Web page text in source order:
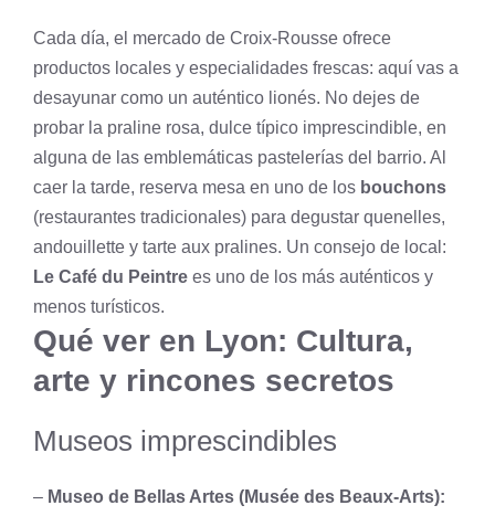
Cada día, el mercado de Croix-Rousse ofrece
productos locales y especialidades frescas: aquí vas a
desayunar como un auténtico lionés. No dejes de
probar la praline rosa, dulce típico imprescindible, en
alguna de las emblemáticas pastelerías del barrio. Al
caer la tarde, reserva mesa en uno de los bouchons
(restaurantes tradicionales) para degustar quenelles,
andouillette y tarte aux pralines. Un consejo de local:
Le Café du Peintre es uno de los más auténticos y
menos turísticos.
Qué ver en Lyon: Cultura,
arte y rincones secretos
Museos imprescindibles
– Museo de Bellas Artes (Musée des Beaux-Arts):